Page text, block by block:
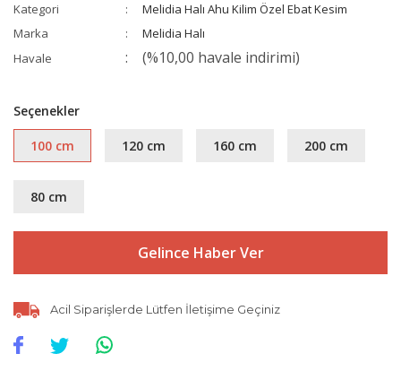
Kategori
Melidia Halı Ahu Kilim Özel Ebat Kesim
Marka
Melidia Halı
Havale
(%10,00 havale indirimi)
Seçenekler
100 cm 120 cm 160 cm 200 cm
80 cm
Gelince Haber Ver
Acil Siparişlerde Lütfen İletişime Geçiniz